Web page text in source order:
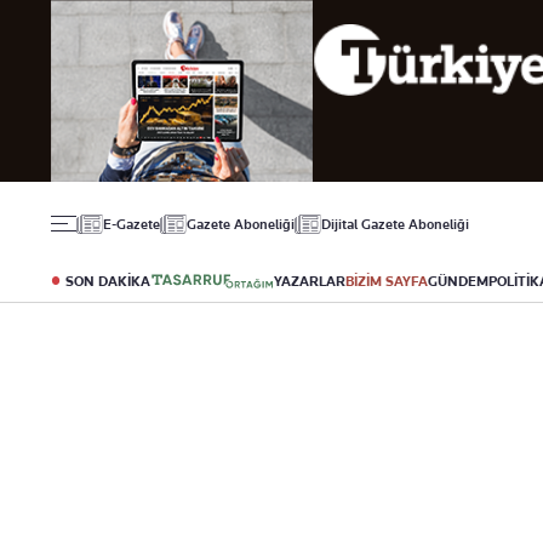
E-Gazete Gazete Aboneliği Dijital Gazete Aboneliği
SON DAKİKA YAZARLARBİZİM SAYFAGÜNDEM
Politika
Ekonomi
Borsa
Altın
Döviz
Hisse Senedi
Kripto Para
T-Otomobil
Futbol
Puan Durumu